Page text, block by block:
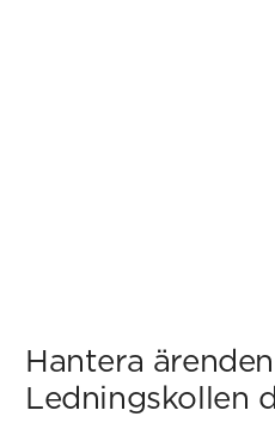
Hantera
Ledningskollen